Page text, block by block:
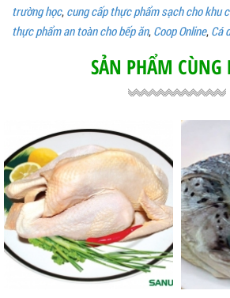
trường học, cung cấp thực phẩm sạch cho khu
thực phẩm an toàn cho bếp ăn, Coop Online, Cá
SẢN PHẨM CÙNG